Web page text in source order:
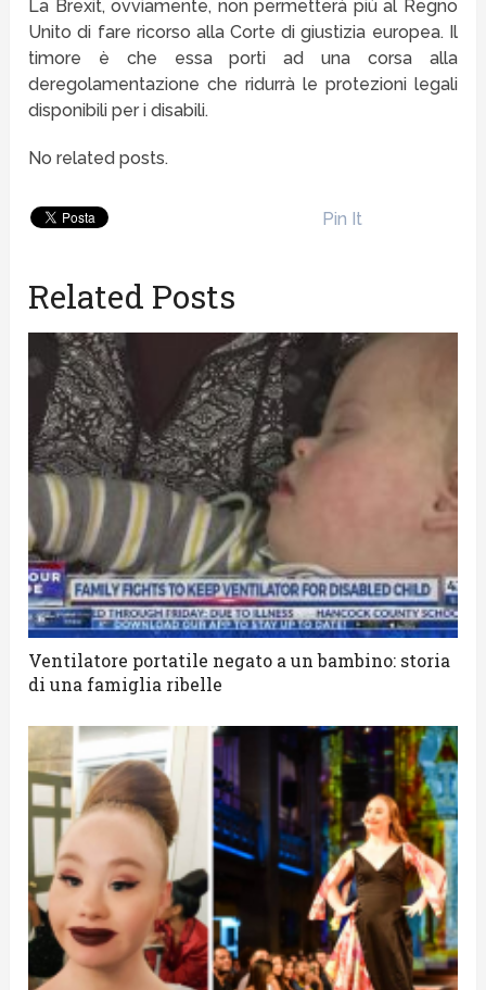
La Brexit, ovviamente, non permetterà più al Regno
Unito di fare ricorso alla Corte di giustizia europea. Il
timore è che essa porti ad una corsa alla
deregolamentazione che ridurrà le protezioni legali
disponibili per i disabili.
No related posts.
Pin It
Related Posts
Ventilatore portatile negato a un bambino: storia
di una famiglia ribelle